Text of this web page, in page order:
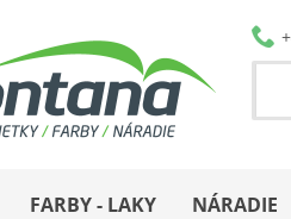
FARBY - LAKY NÁRADIE